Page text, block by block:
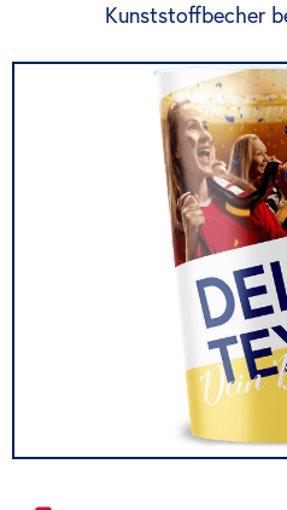
Kunststoffbecher